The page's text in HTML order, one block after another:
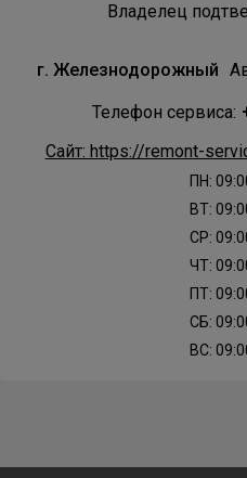
Владелец
г. Железнодорожный
Телефон сервиса:
Сайт: https://remont-
ПН:
ВТ:
СР:
ЧТ:
ПТ:
СБ:
ВС: